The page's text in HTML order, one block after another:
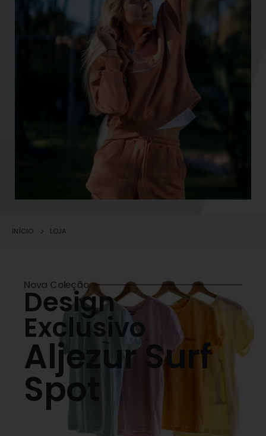
INÍCIO LOJA
Nova Coleção
Design
Exclusivo
Aljezur Surf
Spot